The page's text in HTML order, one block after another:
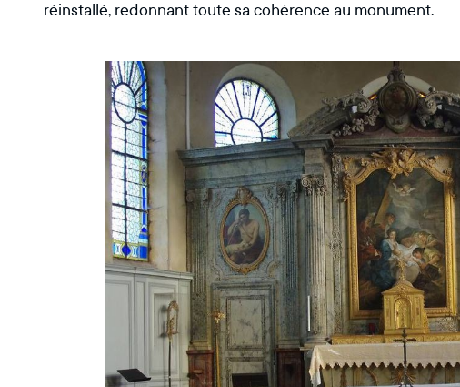
réinstallé, redonnant toute sa cohérence au monument.